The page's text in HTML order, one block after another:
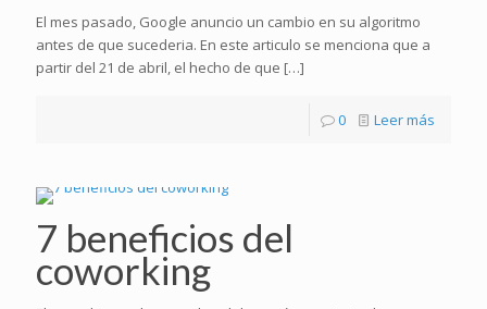
El mes pasado, Google anuncio un cambio en su algoritmo
antes de que sucederia. En este articulo se menciona que a
partir del 21 de abril, el hecho de que […]
0 Leer más
7 beneficios del
coworking